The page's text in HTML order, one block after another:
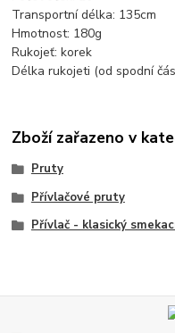
Transportní délka: 135cm
Hmotnost: 180g
Rukojeť: korek
Délka rukojeti (od spodní
Zboží zařazeno v
Pruty
Přívlačové pruty
Přívlač - klasický